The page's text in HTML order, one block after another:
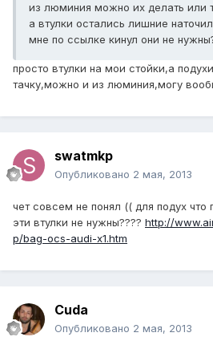
из люминия можно их делать или
а втулки остались лишние
мне по ссылке кинул они не
просто втулки на мои стойки,а
тачку,можно и из люминия,могу
swatmkp
Опубликовано 2 мая, 2013
чет совсем не понял (( для подух
эти втулки не нужны???? http://
p/bag-ocs-audi-x1.htm
Cuda
Опубликовано 2 мая, 2013